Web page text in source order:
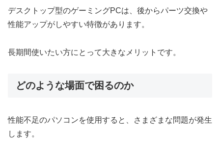
デスクトップ型のゲーミングPCは、後からパーツ交換や
性能アップがしやすい特徴があります。
長期間使いたい方にとって大きなメリットです。
どのような場面で困るのか
性能不足のパソコンを使用すると、さまざまな問題が発生
します。